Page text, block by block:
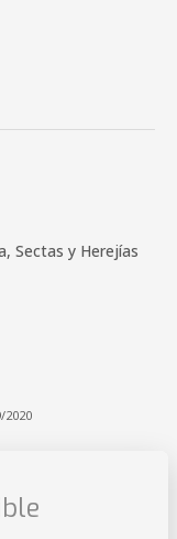
Sectas y Herejías
2020